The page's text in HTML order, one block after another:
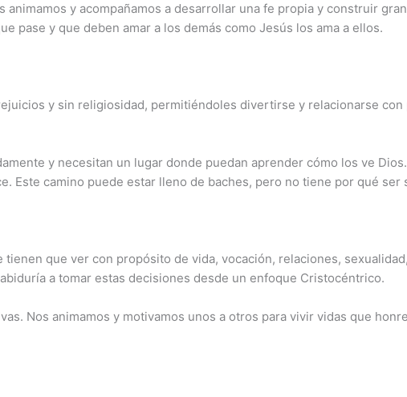
y acompañamos a desarrollar una fe propia y construir
pase y que deben amar a los demás como Jesús los ama a ellos.
y sin religiosidad, permitiéndoles divertirse y relacionarse con
y necesitan un lugar donde puedan aprender cómo los ve
Este camino puede estar lleno de baches, pero no tiene por qué ser
que ver con propósito de vida, vocación, relaciones,
a tomar estas decisiones desde un enfoque Cristocéntrico.
Nos animamos y motivamos unos a otros para vivir vidas que